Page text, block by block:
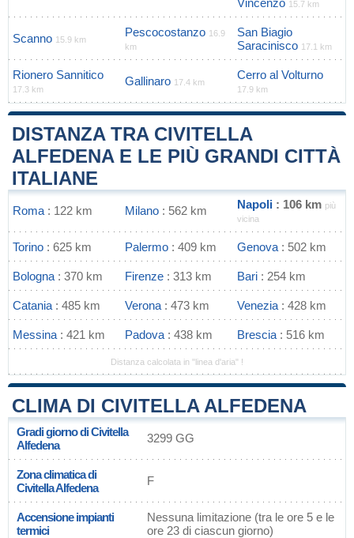
Vincenzo 15.7 km
Scanno 15.9 km
Pescocostanzo 16.9
km
San Biagio
Saracinisco 17.1 km
Rionero Sannitico
17.3 km
Gallinaro 17.4 km
Cerro al Volturno
17.9 km
DISTANZA TRA CIVITELLA
ALFEDENA E LE PIÙ GRANDI CITTÀ
ITALIANE
Roma : 122 km Milano : 562 km Napoli : 106 km più
vicina
Torino : 625 km Palermo : 409 km Genova : 502 km
Bologna : 370 km Firenze : 313 km Bari : 254 km
Catania : 485 km Verona : 473 km Venezia : 428 km
Messina : 421 km Padova : 438 km Brescia : 516 km
Distanza calcolata in "linea d'aria" !
CLIMA DI CIVITELLA ALFEDENA
Gradi giorno di Civitella
Alfedena
3299 GG
Zona climatica di
Civitella Alfedena
F
Accensione impianti
termici
Nessuna limitazione (tra le ore 5 e le
ore 23 di ciascun giorno)